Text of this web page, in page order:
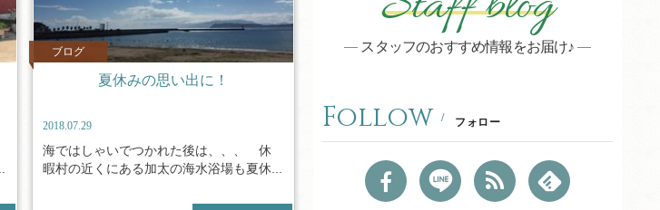
ブログ
夏休みの思い出に！
2018.07.29
海ではしゃいでつかれた後は、、、 休
暇村の近くにある加太の海水浴場も夏休...
スタッフのおすすめ情報をお届け♪
Follow フォロー